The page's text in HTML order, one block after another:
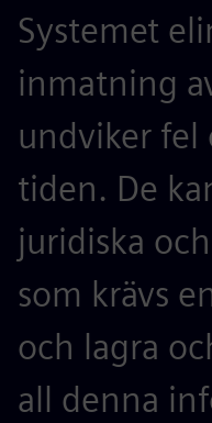
Systemet
inmatning
undviker fel
tiden. De
juridiska
som krävs
och lagra
all denna